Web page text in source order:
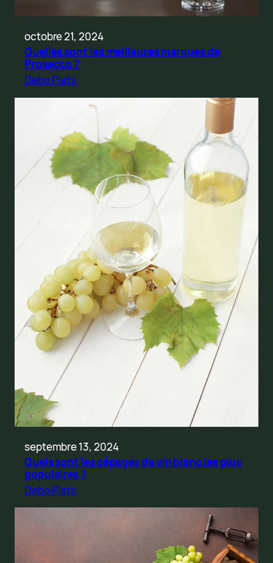
octobre 21, 2024
Quelles sont les meilleures marques de
Prosecco ?
Debo Plats
septembre 13, 2024
Quels sont les cépages de vin blanc les plus
populaires ?
Debo Plats